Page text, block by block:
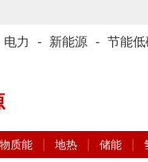
电力 - 新能源 - 节能低
质能 地热 储能